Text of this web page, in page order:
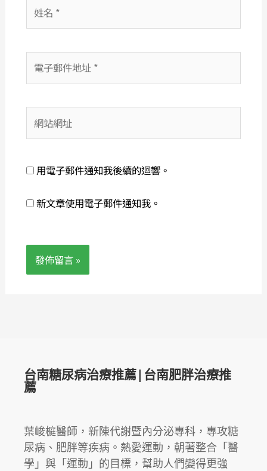
名
件
地
址
站
用電子郵件通知我後續的迴響。
新文章使用電子郵件通知我。
台南糖尿病治療推薦|台南肥胖治療推
薦
葉峻榳醫師，新陳代謝暨內分泌專科，專攻糖
尿病、肥胖等疾病。熱愛運動，朝著整合「醫
學」與「運動」的目標，幫助人們變得更強